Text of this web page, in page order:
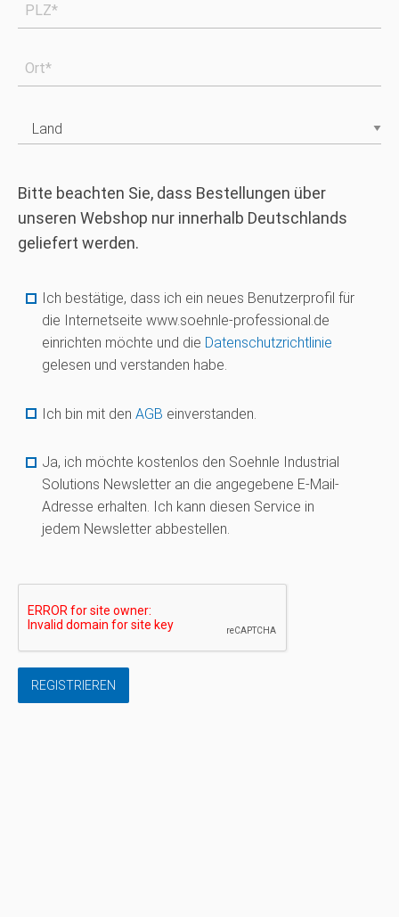
PLZ*
Ort*
Bitte beachten Sie, dass Bestellungen über
unseren Webshop nur innerhalb Deutschlands
geliefert werden.
Ich bestätige, dass ich ein neues Benutzerprofil für
die Internetseite www.soehnle-professional.de
einrichten möchte und die Datenschutzrichtlinie
gelesen und verstanden habe.
Ich bin mit den AGB einverstanden.
Ja, ich möchte kostenlos den Soehnle Industrial
Solutions Newsletter an die angegebene E-Mail-
Adresse erhalten. Ich kann diesen Service in
jedem Newsletter abbestellen.
REGISTRIEREN